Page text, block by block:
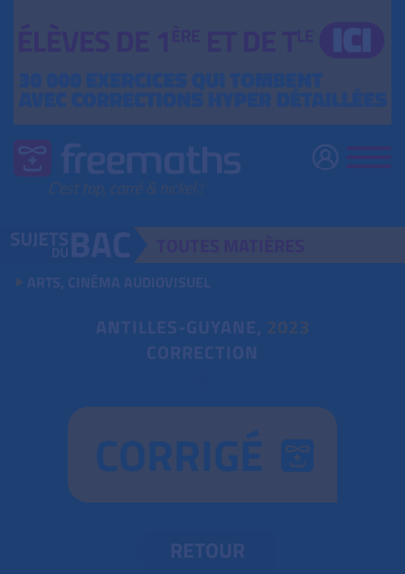
ARTS, CINÉMA AUDIOVISUEL
ANTILLES-GUYANE, 2023
CORRECTION
CORRIGÉ
RETOUR